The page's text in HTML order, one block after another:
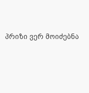
პრიზი ვერ მოიძებნა